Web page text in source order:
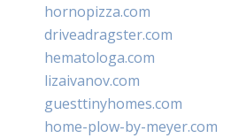
hornopizza.com
driveadragster.com
hematologa.com
lizaivanov.com
guesttinyhomes.com
home-plow-by-meyer.com